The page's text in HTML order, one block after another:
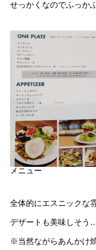
せっかくなのでふっか
メニュー
全体的にエスニックな
デザートも美味しそう
※当然ながらあんかけ